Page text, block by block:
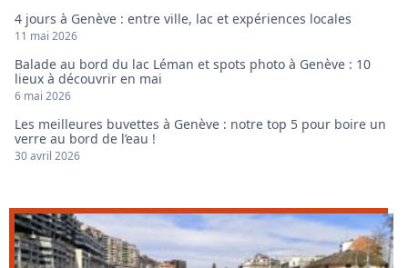
4 jours à Genève : entre ville, lac et expériences locales
11 mai 2026
Balade au bord du lac Léman et spots photo à Genève : 10
lieux à découvrir en mai
6 mai 2026
Les meilleures buvettes à Genève : notre top 5 pour boire un
verre au bord de l’eau !
30 avril 2026